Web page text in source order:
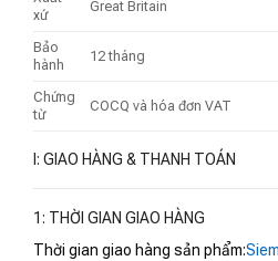
xứ
Great Britain
Bảo
hành
12 tháng
Chứng
từ
COCQ và hóa đơn VAT
I: GIAO HÀNG & THANH TOÁN
1: THỜI GIAN GIAO HÀNG
Thời gian giao hàng sản phẩm: